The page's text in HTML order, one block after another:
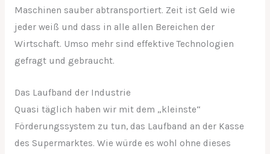
Maschinen sauber abtransportiert. Zeit ist Geld wie
jeder weiß und dass in alle allen Bereichen der
Wirtschaft. Umso mehr sind effektive Technologien
gefragt und gebraucht.
Das Laufband der Industrie
Quasi täglich haben wir mit dem „kleinste“
Förderungssystem zu tun, das Laufband an der Kasse
des Supermarktes. Wie würde es wohl ohne dieses